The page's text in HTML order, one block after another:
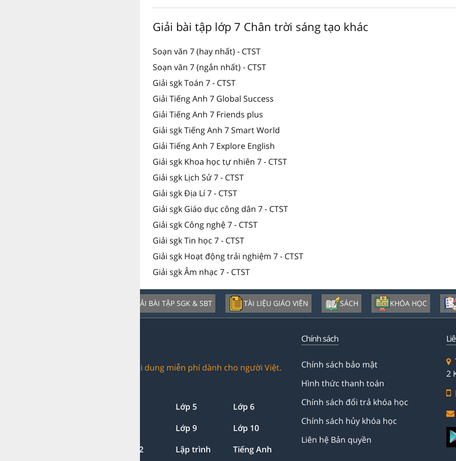
Giải bài tập lớp 7 Chân trời sáng tạo khác
Soạn văn 7 (hay nhất) - CTST
Soạn văn 7 (ngắn nhất) - CTST
Giải sgk Toán 7 - CTST
Giải Tiếng Anh 7 Global Success
Giải Tiếng Anh 7 Friends plus
Giải sgk Tiếng Anh 7 Smart World
Giải Tiếng Anh 7 Explore English
Giải sgk Khoa học tự nhiên 7 - CTST
Giải sgk Lịch Sử 7 - CTST
Giải sgk Địa Lí 7 - CTST
Giải sgk Giáo dục công dân 7 - CTST
Giải sgk Công nghệ 7 - CTST
Giải sgk Tin học 7 - CTST
Giải sgk Hoạt động trải nghiệm 7 - CTST
Giải sgk Âm nhạc 7 - CTST
GIẢI BÀI TẬP SGK & SBT TÀI LIỆU GIÁO VIÊN SÁCH KHÓA HỌC
Trang web chia sẻ nội dung miễn phí dành cho người Việt.
Lớp 5
Lớp 6
Lớp 9
Lớp 10
Lớp 12 Lập trình Tiếng Anh
Chính sách
Chính sách bảo mật
Hình thức thanh toán
Chính sách đổi trả khóa học
Chính sách hủy khóa học
Liên hệ Bản quyền
2